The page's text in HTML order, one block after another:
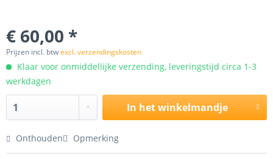
€ 60,00 *
Prijzen incl. btwexcl. verzendingskosten
Klaar voor onmiddellijke verzending, leveringstijd circa 1-3
werkdagen
In het winkelmandje
Onthouden Opmerking